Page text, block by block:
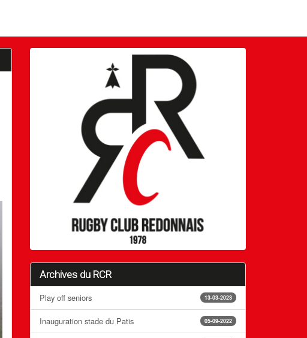
Archives du RCR
13-03-2023
Play off seniors
05-09-2022
Inauguration stade du Patis